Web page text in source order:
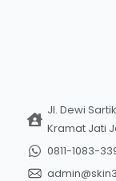
Jl. Dewi
Kramat Jati
0811-1083-